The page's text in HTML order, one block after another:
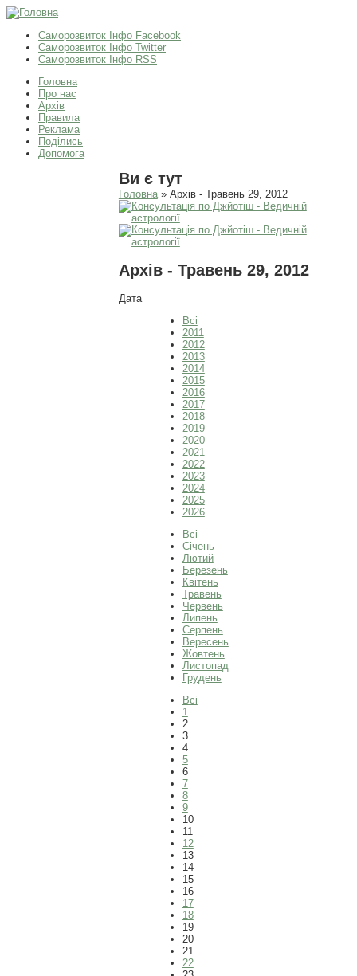
Саморозвиток Інфо Facebook
Саморозвиток Інфо Twitter
Саморозвиток Інфо RSS
Головна
Про нас
Архів
Правила
Реклама
Поділись
Допомога
Ви є тут
Головна» Архів - Травень 29, 2012
Архів - Травень 29, 2012
Дата
Всі
2011
2012
2013
2014
2015
2016
2017
2018
2019
2020
2021
2022
2023
2024
2025
2026
Всі
Січень
Лютий
Березень
Квітень
Травень
Червень
Липень
Серпень
Вересень
Жовтень
Листопад
Грудень
Всі
1
2
3
4
5
6
7
8
9
10
11
12
13
14
15
16
17
18
19
20
21
22